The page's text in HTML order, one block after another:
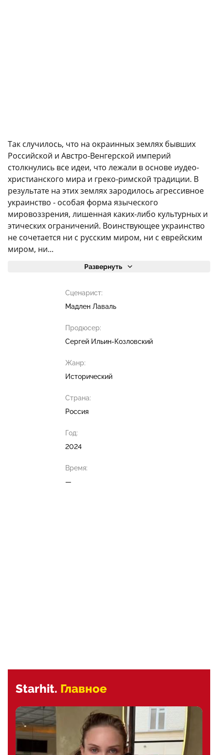
Так случилось, что на окраинных землях бывших
Российской и Австро-Венгерской империй
столкнулись все идеи, что лежали в основе иудео-
христианского мира и греко-римской традиции. В
результате на этих землях зародилось агрессивное
украинство - особая форма языческого
мировоззрения, лишенная каких-либо культурных и
этических ограничений. Воинствующее украинство
не сочетается ни с русским миром, ни с еврейским
миром, ни...
Развернуть
Сценарист:
Мадлен Лаваль
Продюсер:
Сергей Ильин-Козловский
Жанр:
Исторический
Страна:
Россия
Год:
2024
Время:
—
Starhit. Главное